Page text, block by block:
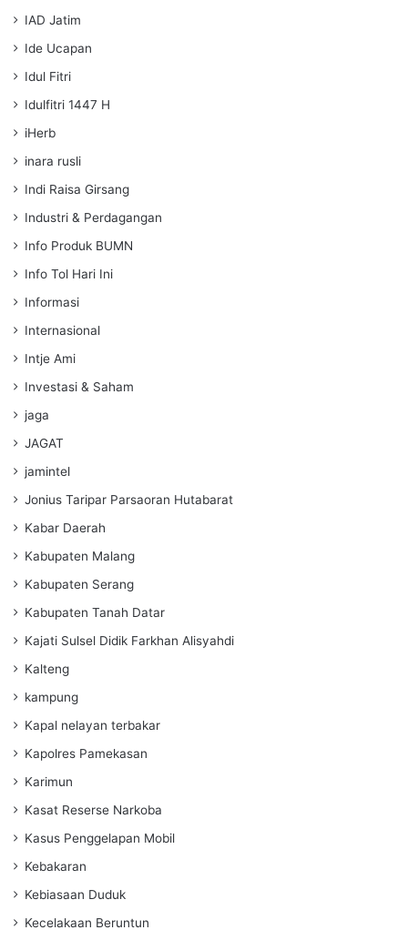
IAD Jatim
Ide Ucapan
Idul Fitri
Idulfitri 1447 H
iHerb
inara rusli
Indi Raisa Girsang
Industri & Perdagangan
Info Produk BUMN
Info Tol Hari Ini
Informasi
Internasional
Intje Ami
Investasi & Saham
jaga
JAGAT
jamintel
Jonius Taripar Parsaoran Hutabarat
Kabar Daerah
Kabupaten Malang
Kabupaten Serang
Kabupaten Tanah Datar
Kajati Sulsel Didik Farkhan Alisyahdi
Kalteng
kampung
Kapal nelayan terbakar
Kapolres Pamekasan
Karimun
Kasat Reserse Narkoba
Kasus Penggelapan Mobil
Kebakaran
Kebiasaan Duduk
Kecelakaan Beruntun